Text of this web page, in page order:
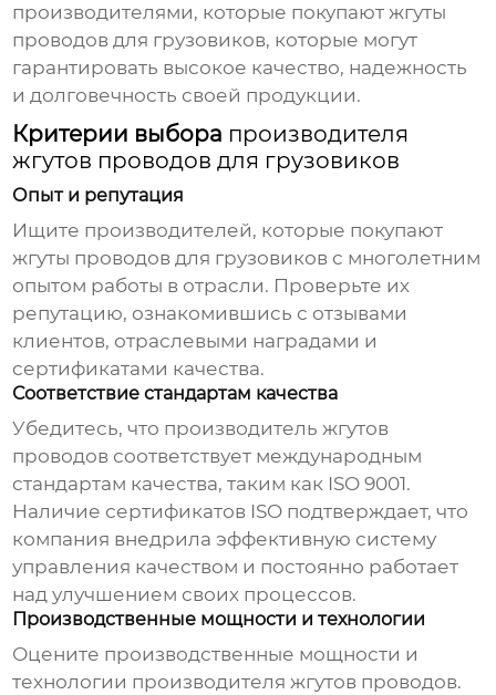
производителями, которые покупают жгуты
проводов для грузовиков, которые могут
гарантировать высокое качество, надежность
и долговечность своей продукции.
Критерии выбора производителя
жгутов проводов для грузовиков
Опыт и репутация
Ищите производителей, которые покупают
жгуты проводов для грузовиков с многолетним
опытом работы в отрасли. Проверьте их
репутацию, ознакомившись с отзывами
клиентов, отраслевыми наградами и
сертификатами качества.
Соответствие стандартам качества
Убедитесь, что производитель жгутов
проводов соответствует международным
стандартам качества, таким как ISO 9001.
Наличие сертификатов ISO подтверждает, что
компания внедрила эффективную систему
управления качеством и постоянно работает
над улучшением своих процессов.
Производственные мощности и технологии
Оцените производственные мощности и
технологии производителя жгутов проводов.